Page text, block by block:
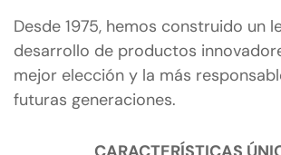
Desde 1975, hemos construido un
desarrollo de productos
mejor elección y la más
futuras generaciones.